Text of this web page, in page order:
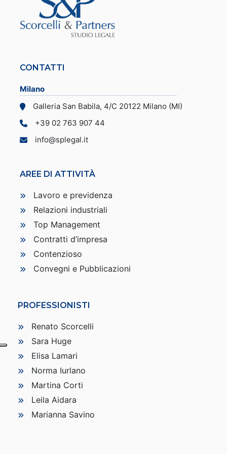
Marianna Savino
CONTATTI
Milano
Galleria San Babila, 4/C 20122 Milano (MI)
+39 02 763 907 44
info@splegal.it
AREE DI ATTIVITÀ
Lavoro e previdenza
Relazioni industriali
Top Management
Contratti d’impresa
Contenzioso
Convegni e Pubblicazioni
PROFESSIONISTI
Renato Scorcelli
Sara Huge
Elisa Lamari
Norma Iurlano
Martina Corti
Leila Aidara
Marianna Savino